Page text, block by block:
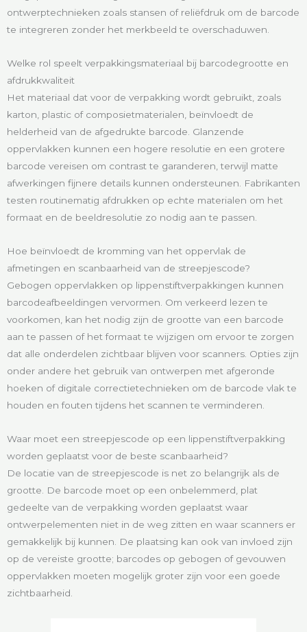
ontwerptechnieken zoals stansen of reliëfdruk om de barcode
te integreren zonder het merkbeeld te overschaduwen.
Welke rol speelt verpakkingsmateriaal bij barcodegrootte en
afdrukkwaliteit
Het materiaal dat voor de verpakking wordt gebruikt, zoals
karton, plastic of composietmaterialen, beïnvloedt de
helderheid van de afgedrukte barcode. Glanzende
oppervlakken kunnen een hogere resolutie en een grotere
barcode vereisen om contrast te garanderen, terwijl matte
afwerkingen fijnere details kunnen ondersteunen. Fabrikanten
testen routinematig afdrukken op echte materialen om het
formaat en de beeldresolutie zo nodig aan te passen.
Hoe beïnvloedt de kromming van het oppervlak de
afmetingen en scanbaarheid van de streepjescode?
Gebogen oppervlakken op lippenstiftverpakkingen kunnen
barcodeafbeeldingen vervormen. Om verkeerd lezen te
voorkomen, kan het nodig zijn de grootte van een barcode
aan te passen of het formaat te wijzigen om ervoor te zorgen
dat alle onderdelen zichtbaar blijven voor scanners. Opties zijn
onder andere het gebruik van ontwerpen met afgeronde
hoeken of digitale correctietechnieken om de barcode vlak te
houden en fouten tijdens het scannen te verminderen.
Waar moet een streepjescode op een lippenstiftverpakking
worden geplaatst voor de beste scanbaarheid?
De locatie van de streepjescode is net zo belangrijk als de
grootte. De barcode moet op een onbelemmerd, plat
gedeelte van de verpakking worden geplaatst waar
ontwerpelementen niet in de weg zitten en waar scanners er
gemakkelijk bij kunnen. De plaatsing kan ook van invloed zijn
op de vereiste grootte; barcodes op gebogen of gevouwen
oppervlakken moeten mogelijk groter zijn voor een goede
zichtbaarheid.